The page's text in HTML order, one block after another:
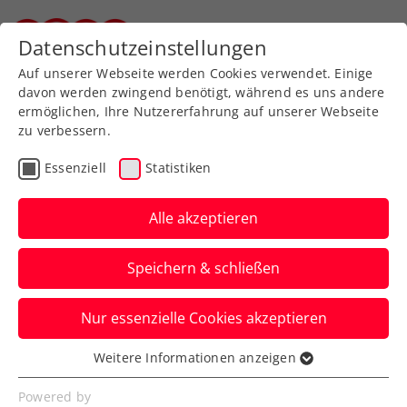
Zurück zur Newsübersicht
WTA
Australian Open: Lösbare
Aufgabe für Grabher im
Hauptfeld
Das ÖTV-Ass bekommt es in Melbourne
in der ersten Runde mit Xiyu Wang zu tun.
Verfasst von: Manuel Wachta, 09.01.2025
Datenschutzeinstellungen
Auf unserer Webseite werden Cookies verwendet. Einige
davon werden zwingend benötigt, während es uns andere
ermöglichen, Ihre Nutzererfahrung auf unserer Webseite
zu verbessern.
Essenziell Statistiken
Alle akzeptieren
Speichern & schließen
Nur essenzielle Cookies akzeptieren
Essenziell
Essenzielle Cookies werden für grundlegende
Weitere Informationen anzeigen
Powered by